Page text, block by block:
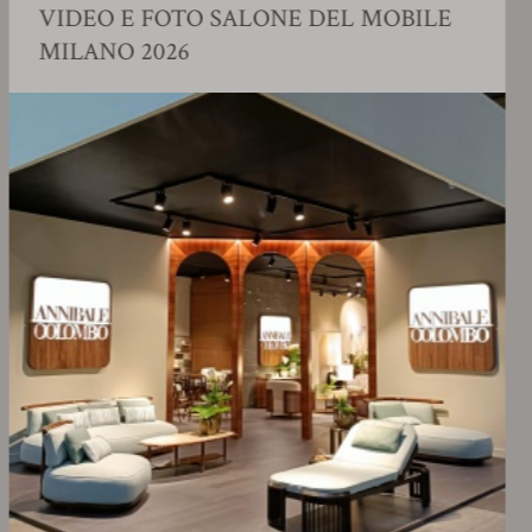
E FOTO SALONE DEL MOBILE
2026